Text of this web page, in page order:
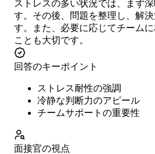
ストレスの多い状況では、まず
す。その後、問題を整理し、解
す。また、必要に応じてチーム
ことも大切です。
回答のキーポイント
ストレス耐性の強調
冷静な判断力のアピール
チームサポートの重要性
面接官の視点